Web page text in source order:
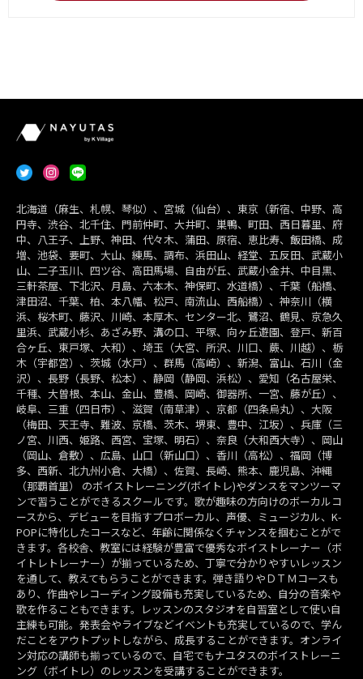
北海道（麻生、札幌、琴似）、宮城（仙台）、東京（新宿、中野、高
円寺、渋谷、北千住、門前仲町、大井町、巣鴨、町田、西日暮里、府
中、八王子、上野、神田、代々木、蒲田、原宿、恵比寿、飯田橋、成
増、池袋、要町、大山、練馬、調布、浜田山、経堂、五反田、武蔵小
山、二子玉川、四ツ谷、高田馬場、自由が丘、武蔵小金井、中目黒、
三軒茶屋、下北沢、月島、六本木、神保町、水道橋）、千葉（船橋、
津田沼、千葉、柏、本八幡、松戸、南流山、西船橋）、神奈川（横
浜、桜木町、藤沢、川崎、本厚木、センター北、鷺沼、鶴見、京急久
里浜、武蔵小杉、あざみ野、溝の口、平塚、向ヶ丘遊園、登戸、新百
合ヶ丘、東戸塚、大和）、埼玉（大宮、所沢、川口、蕨、川越）、栃
木（宇都宮）、茨城（水戸）、群馬（高崎）、新潟、富山、石川（金
沢）、長野（長野、松本）、静岡（静岡、浜松）、愛知（名古屋栄、
千種、大曽根、本山、金山、豊橋、岡崎、御器所、一宮、藤が丘）、
岐阜、三重（四日市）、滋賀（南草津）、京都（四条烏丸）、大阪
（梅田、天王寺、難波、京橋、茨木、堺東、豊中、江坂）、兵庫（三
ノ宮、川西、姫路、西宮、宝塚、明石）、奈良（大和西大寺）、岡山
（岡山、倉敷）、広島、山口（新山口）、香川（高松）、福岡（博
多、西新、北九州小倉、大橋）、佐賀、長崎、熊本、鹿児島、沖縄
（那覇首里） のボイストレーニング(ボイトレ)やダンスをマンツーマ
ンで習うことができるスクールです。歌が趣味の方向けのボーカルコ
ースから、デビューを目指すプロボーカル、声優、ミュージカル、K-
POPに特化したコースなど、年齢に関係なくチャンスを掴むことがで
きます。各校舎、教室には経験が豊富で優秀なボイストレーナー（ボ
イトレトレーナー）が揃っているため、丁寧で分かりやすいレッスン
を通して、教えてもらうことができます。弾き語りやＤＴＭコースも
あり、作曲やレコーディング設備も充実しているため、自分の音楽や
歌を作ることもできます。レッスンのスタジオを自習室として使い自
主練も可能。発表会やライブなどイベントも充実しているので、学ん
だことをアウトプットしながら、成長することができます。オンライ
ン対応の講師も揃っているので、自宅でもナユタスのボイストレーニ
ング（ボイトレ）のレッスンを受講することができます。